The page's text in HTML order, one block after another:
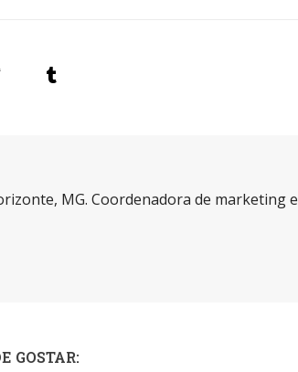
MG. Coordenadora de marketing e
GOSTAR: